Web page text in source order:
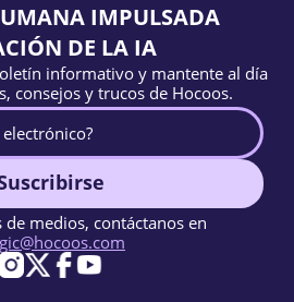
IMPULSADA
DE LA IA
informativo y mantente al día
consejos y trucos de Hocoos.
de medios, contáctanos en